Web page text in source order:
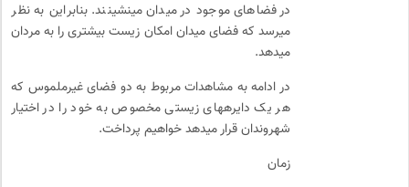
در فضاهای موجود در میدان می­نشینند. بنابراین به نظر
می­رسد که فضای میدان امکان زیست بیشتری را به مردان
می­دهد.
در ادامه به مشاهدات مربوط به دو فضای غیرملموس که
هر یک دایره­های زیستی مخصوص به خود را در اختیار
شهروندان قرار می­دهد خواهیم پرداخت.
زمان